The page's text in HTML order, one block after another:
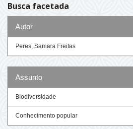
Busca facetada
Autor
Peres, Samara Freitas
Assunto
Biodiversidade
Conhecimento popular